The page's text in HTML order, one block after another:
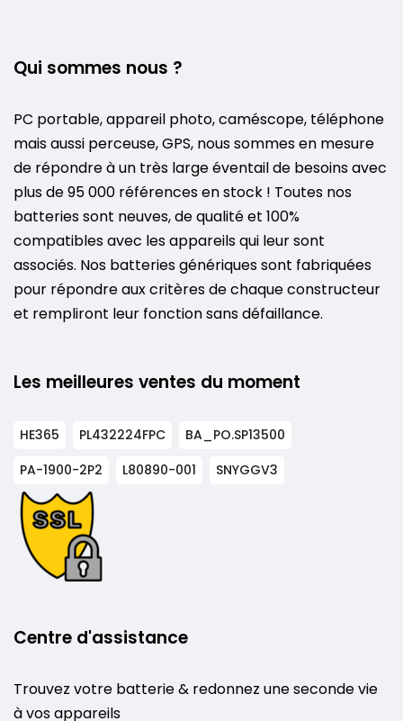
Qui sommes nous ?
PC portable, appareil photo, caméscope, téléphone
mais aussi perceuse, GPS, nous sommes en mesure
de répondre à un très large éventail de besoins avec
plus de 95 000 références en stock ! Toutes nos
batteries sont neuves, de qualité et 100%
compatibles avec les appareils qui leur sont
associés. Nos batteries génériques sont fabriquées
pour répondre aux critères de chaque constructeur
et rempliront leur fonction sans défaillance.
Les meilleures ventes du moment
HE365 PL432224FPC
BA_PO.SP13500
PA-1900-2P2
L80890-001 SNYGGV3
Centre d'assistance
Trouvez votre batterie & redonnez une seconde vie
à vos appareils